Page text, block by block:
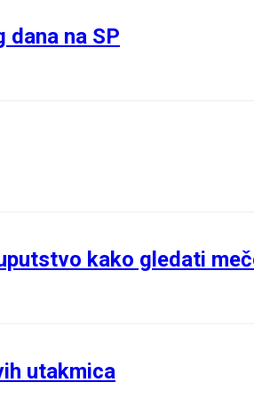
na SP
kako gledati
utakmica